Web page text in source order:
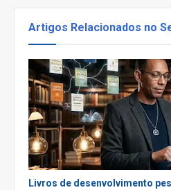
Artigos Relacionados no
Livros de desenvolvimento